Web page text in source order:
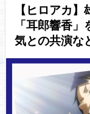
【ヒロアカ
「耳郎響香
気との共演な